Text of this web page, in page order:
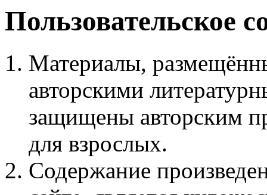
Пользовательское
Материалы,
авторскими
защищены авторским
для взрослых.
Содержание